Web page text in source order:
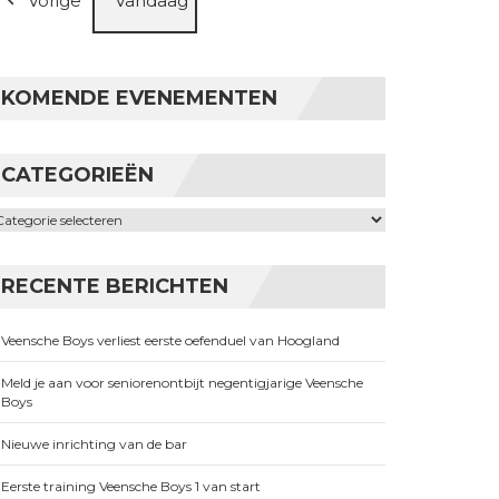
KOMENDE EVENEMENTEN
CATEGORIEËN
RECENTE BERICHTEN
Veensche Boys verliest eerste oefenduel van Hoogland
Meld je aan voor seniorenontbijt negentigjarige Veensche
Boys
Nieuwe inrichting van de bar
Eerste training Veensche Boys 1 van start